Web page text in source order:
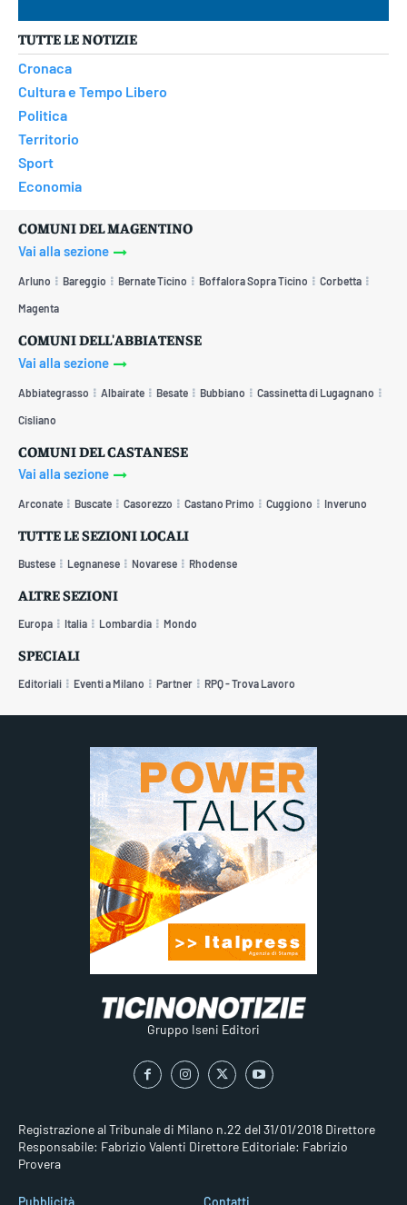
TUTTE LE NOTIZIE
Cronaca
Cultura e Tempo Libero
Politica
Territorio
Sport
Economia
COMUNI DEL MAGENTINO
Vai alla sezione
Arluno Bareggio Bernate Ticino Boffalora Sopra Ticino Corbetta
Magenta
COMUNI DELL'ABBIATENSE
Vai alla sezione
Abbiategrasso Albairate Besate Bubbiano Cassinetta di Lugagnano
Cisliano
COMUNI DEL CASTANESE
Vai alla sezione
Arconate Buscate Casorezzo Castano Primo Cuggiono Inveruno
TUTTE LE SEZIONI LOCALI
Bustese Legnanese Novarese Rhodense
ALTRE SEZIONI
Europa Italia Lombardia Mondo
SPECIALI
Editoriali Eventi a Milano Partner RPQ - Trova Lavoro
Gruppo Iseni Editori
Registrazione al Tribunale di Milano n.22 del 31/01/2018 Direttore
Responsabile: Fabrizio Valenti Direttore Editoriale: Fabrizio
Provera
Pubblicità Contatti